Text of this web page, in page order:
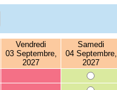
Vendredi
03 Septembre,
2027
Samedi
04 Septembre,
2027